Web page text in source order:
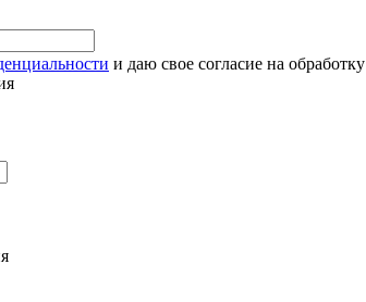
и даю свое согласие на обработку